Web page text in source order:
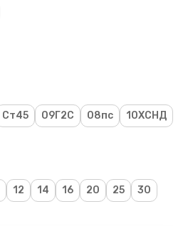
Ст45 09Г2С 08пс
10ХСНД
12 14 16 20 25
30